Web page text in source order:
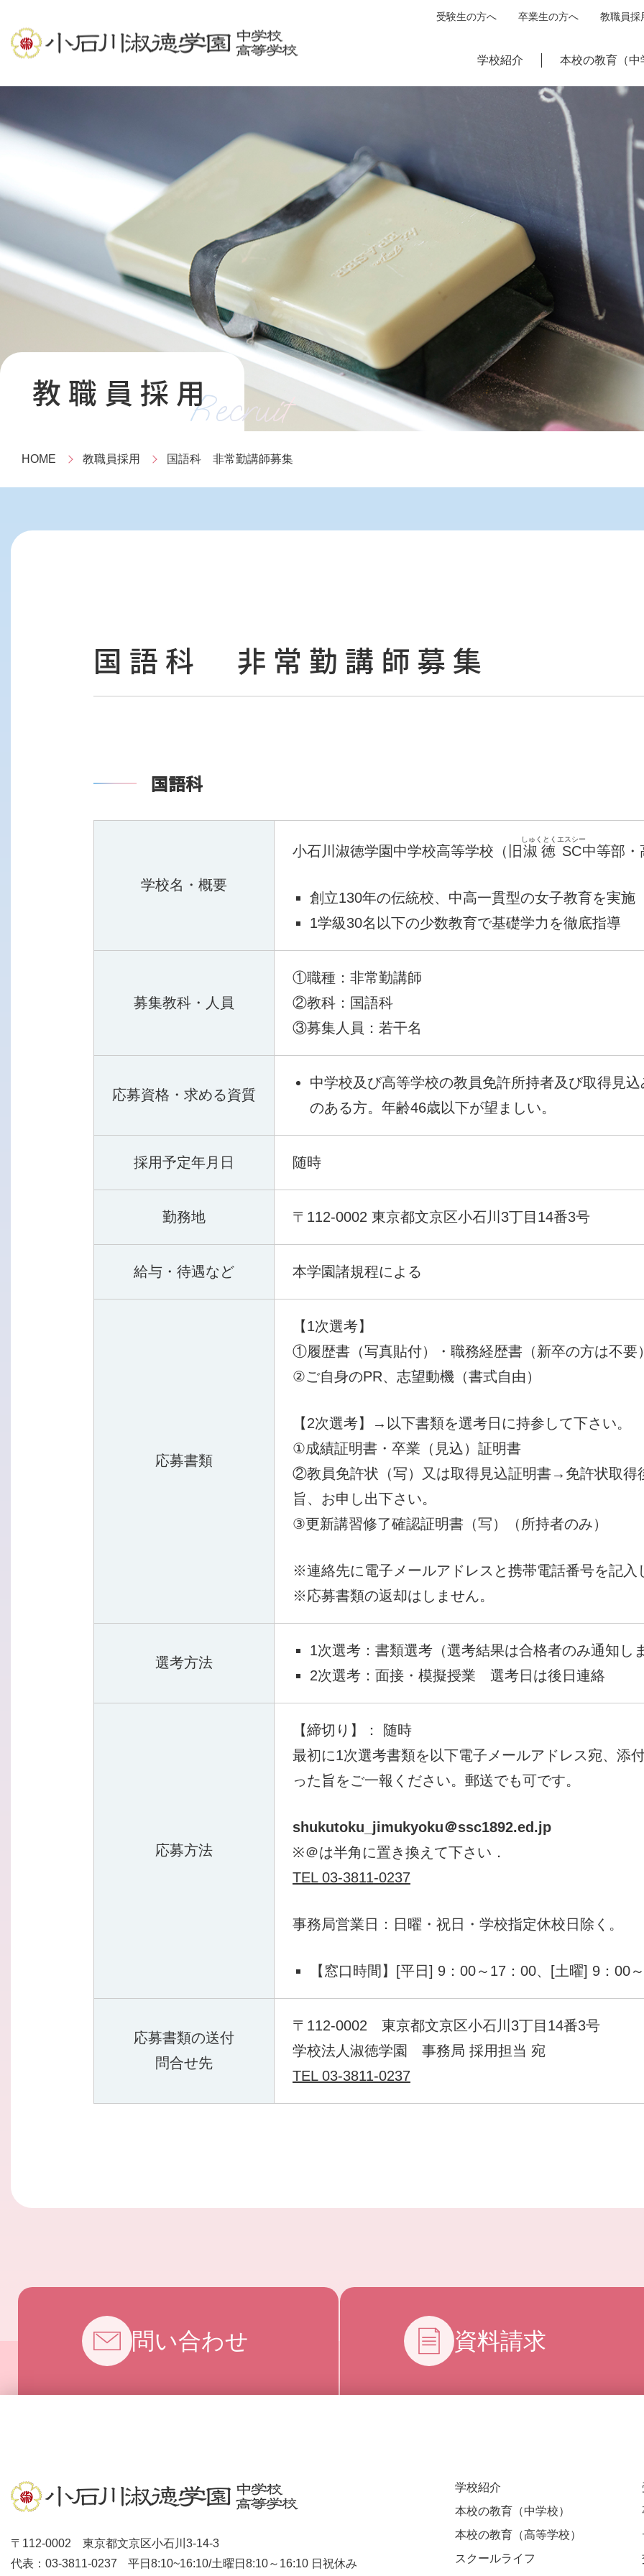
受験生の方へ 卒業生の方へ 教職員採
学校紹介 本校の教育（中
教職員採用Recruit
HOME 教職員採用 国語科 非常勤講師募集
国語科 非常勤講師募集
国語科
学校名・概要
小石川淑徳学園中学校高等学校（旧淑徳
しゅくとく
SC
エスシー
中等部・
創立130年の伝統校、中高一貫型の女子教育を実施
1学級30名以下の少数教育で基礎学力を徹底指導
募集教科・人員
①職種：非常勤講師
②教科：国語科
③募集人員：若干名
応募資格・求める資質
中学校及び高等学校の教員免許所持者及び取得見
のある方。年齢46歳以下が望ましい。
採用予定年月日 随時
勤務地 〒112-0002 東京都文京区小石川3丁目14番3号
給与・待遇など 本学園諸規程による
応募書類
【1次選考】
①履歴書（写真貼付）・職務経歴書（新卒の方は不要
②ご自身のPR、志望動機（書式自由）
【2次選考】→以下書類を選考日に持参して下さい。
①成績証明書・卒業（見込）証明書
②教員免許状（写）又は取得見込証明書→免許状取得
旨、お申し出下さい。
③更新講習修了確認証明書（写）（所持者のみ）
※連絡先に電子メールアドレスと携帯電話番号を記入
※応募書類の返却はしません。
選考方法
1次選考：書類選考（選考結果は合格者のみ通知し
2次選考：面接・模擬授業 選考日は後日連絡
応募方法
【締切り】： 随時
最初に1次選考書類を以下電子メールアドレス宛、添
った旨をご一報ください。郵送でも可です。
shukutoku_jimukyoku＠ssc1892.ed.jp
※＠は半角に置き換えて下さい．
TEL 03-3811-0237
事務局営業日：日曜・祝日・学校指定休校日除く。
【窓口時間】[平日] 9：00～17：00、[土曜] 9：00
応募書類の送付
問合せ先
〒112-0002 東京都文京区小石川3丁目14番3号
学校法人淑徳学園 事務局 採用担当 宛
TEL 03-3811-0237
お問い合わせ 資料請求
〒112-0002 東京都文京区小石川3-14-3
代表：03-3811-0237
平日8:10~16:10/土曜日8:10～16:10 日祝休み
学校紹介
本校の教育（中学校）
本校の教育（高等学校）
スクールライフ